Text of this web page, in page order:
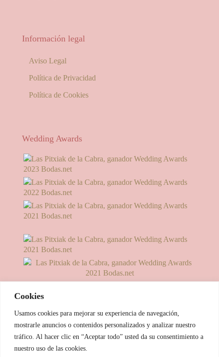
Cookies
Usamos cookies para mejorar su experiencia de navegación,
mostrarle anuncios o contenidos personalizados y analizar nuestro
tráfico. Al hacer clic en “Aceptar todo” usted da su consentimiento a
nuestro uso de las cookies.
Información legal
Aviso Legal
Política de Privacidad
Política de Cookies
Wedding Awards